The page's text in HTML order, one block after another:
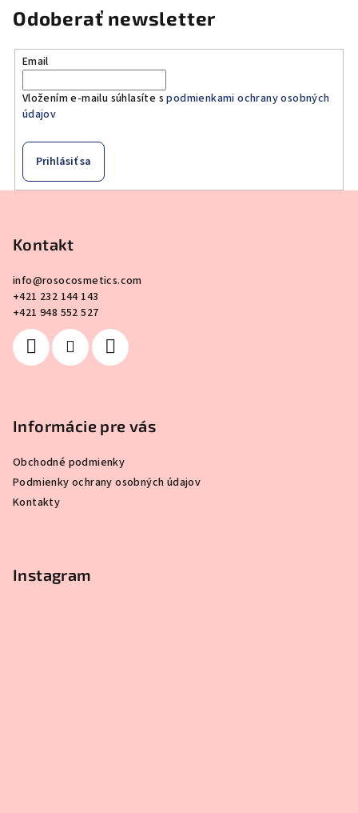
Odoberať newsletter
Email
Vložením e-mailu súhlasíte spodmienkami ochrany osobných
údajov
Prihlásiť sa
Kontakt
info@rosocosmetics.com
+421 232 144 143
+421 948 552 527
Informácie pre vás
Obchodné podmienky
Podmienky ochrany osobných údajov
Kontakty
Instagram